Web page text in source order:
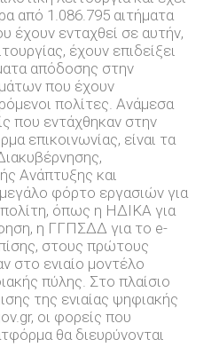
από 1.086.795 αιτήματα
έχουν ενταχθεί σε αυτήν,
έχουν επιδείξει
απόδοσης στην
που έχουν
πολίτες. Ανάμεσα
που εντάχθηκαν στην
επικοινωνίας, είναι τα
Ανάπτυξης και
φόρτο εργασιών για
όπως η ΗΔΙΚΑ για
η ΓΓΠΣΔΔ για το e-
στους πρώτους
στο ενιαίο μοντέλο
πύλης. Στο πλαίσιο
της ενιαίας ψηφιακής
oι φορείς που
θα διευρύνονται